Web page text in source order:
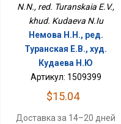
N.N., red. Turanskaia E.V.,
khud. Kudaeva N.Iu
Немова Н.Н., ред.
Туранская Е.В., худ.
Кудаева Н.Ю
Артикул: 1509399
$15.04
Доставка за 14–20 дней